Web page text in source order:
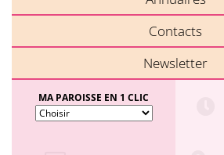
Contacts
Newsletter
MA PAROISSE EN 1 CLIC